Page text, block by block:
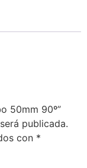
50mm 90º”
publicada.
con *